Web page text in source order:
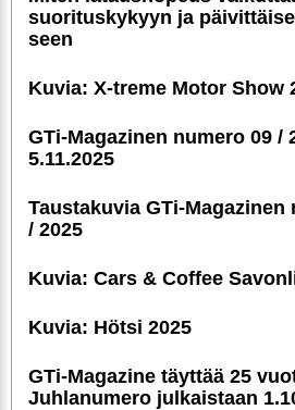
suori­tus­ky­kyyn ja
seen
Kuvia: X-treme Motor Show
GTi-Magazinen numero 09 /
5.11.2025
Taustakuvia GTi-Magazinen
/ 2025
Kuvia: Cars & Coffee
Kuvia: Hötsi 2025
GTi-Magazine täyttää 25
Juhlanumero julkaistaan